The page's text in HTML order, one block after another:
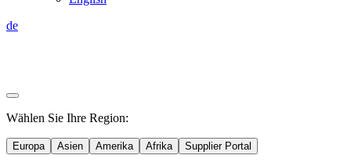
de
Wählen Sie Ihre Region:
Europa Asien Amerika Afrika Supplier Portal